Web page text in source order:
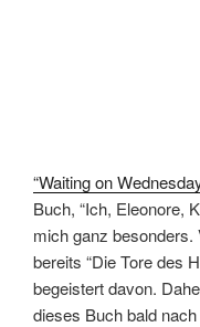
“Waiting on
Buch, “Ich, Eleonore,
mich ganz besonders.
bereits “Die Tore des
begeistert davon.
dieses Buch bald